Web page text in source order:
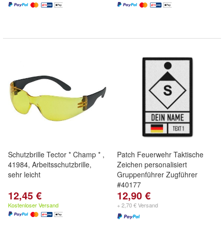
Schutzbrille Tector * Champ * ,
41984, Arbeitsschutzbrille,
sehr leicht
12,45 €
Kostenloser Versand
Patch Feuerwehr Taktische
Zeichen personalisiert
Gruppenführer Zugführer
#40177
12,90 €
+ 2,70 € Versand